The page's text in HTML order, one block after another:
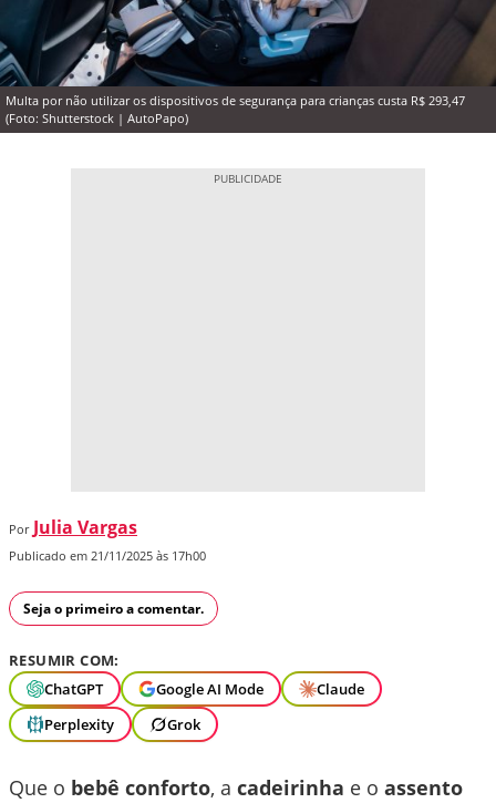
Multa por não utilizar os dispositivos de segurança para crianças custa R$ 293,47
(Foto: Shutterstock | AutoPapo)
Por Julia Vargas
Publicado em 21/11/2025 às 17h00
Seja o primeiro a comentar.
RESUMIR COM:
ChatGPT
Google AI Mode
Claude
Perplexity
Grok
Que o bebê conforto, a cadeirinha e o assento